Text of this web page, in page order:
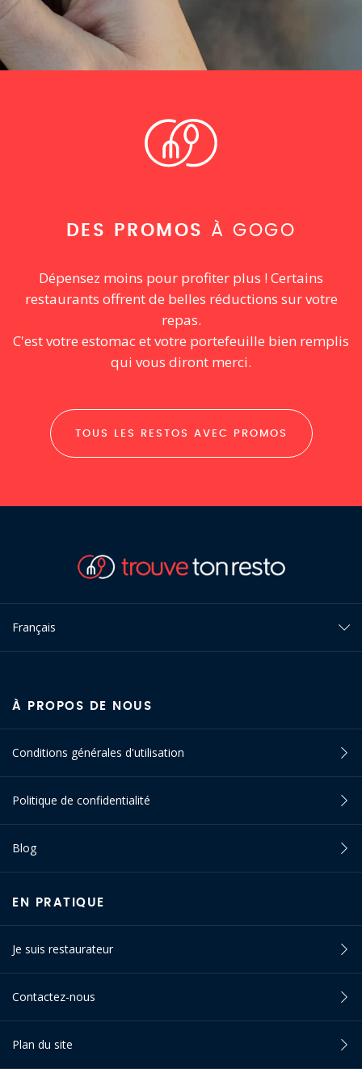
DES PROMOS À GOGO
Dépensez moins pour profiter plus ! Certains
restaurants offrent de belles réductions sur votre
repas.
C'est votre estomac et votre portefeuille bien remplis
qui vous diront merci.
TOUS LES RESTOS AVEC PROMOS
Français
À PROPOS DE NOUS
Conditions générales d'utilisation
Politique de confidentialité
Blog
EN PRATIQUE
Je suis restaurateur
Contactez-nous
Plan du site